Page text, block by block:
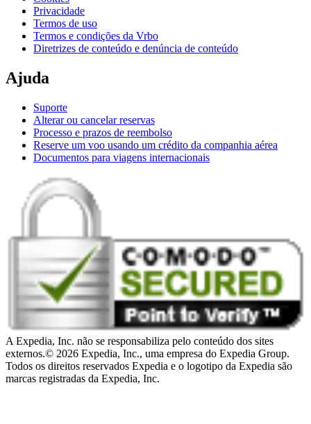
Privacidade
Termos de uso
Termos e condições da Vrbo
Diretrizes de conteúdo e denúncia de conteúdo
Ajuda
Suporte
Alterar ou cancelar reservas
Processo e prazos de reembolso
Reserve um voo usando um crédito da companhia aérea
Documentos para viagens internacionais
A Expedia, Inc. não se responsabiliza pelo conteúdo dos sites
externos.© 2026 Expedia, Inc., uma empresa do Expedia Group.
Todos os direitos reservados Expedia e o logotipo da Expedia são
marcas registradas da Expedia, Inc.